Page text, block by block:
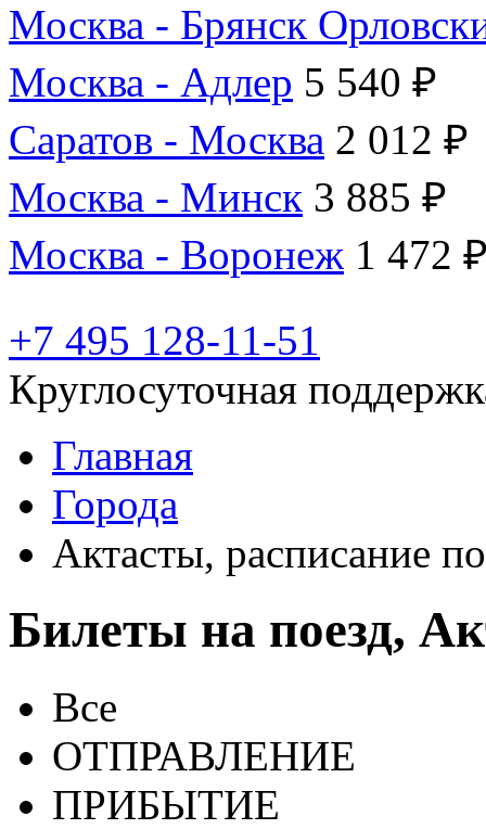
Москва - Брянск
Москва - Адлер 5 540 ₽
Саратов - Москва 2 012 ₽
Москва - Минск 3 885 ₽
Москва - Воронеж 1 472
+7 495 128-11-51
Круглосуточная
Главная
Города
Актасты, расписание
Билеты на поезд,
Все
ОТПРАВЛЕНИЕ
ПРИБЫТИЕ